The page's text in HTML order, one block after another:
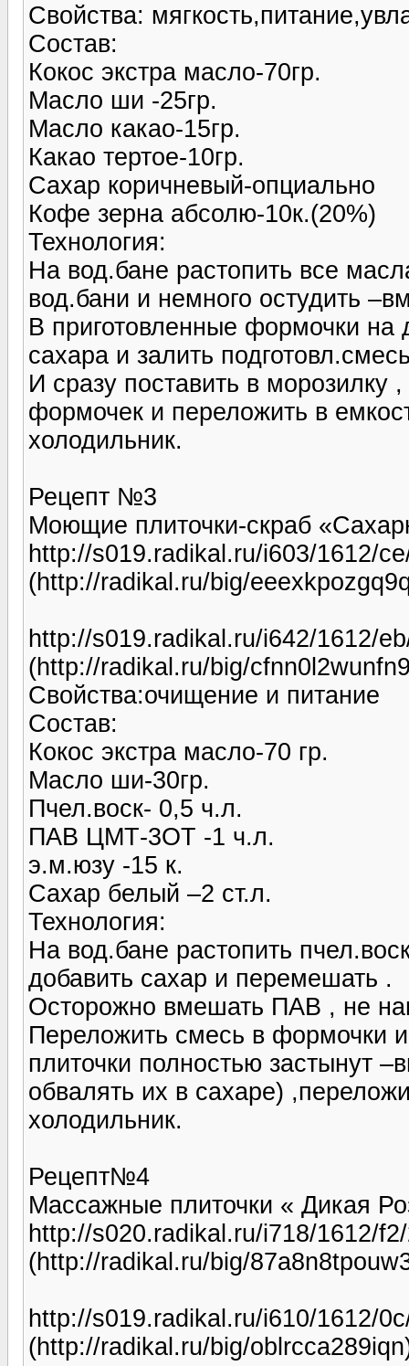
Свойства:
Состав:
Кокос экстра масло-70гр.
Масло ши -25гр.
Масло какао-15гр.
Какао тертое-10гр.
Сахар коричневый-опциально
Кофе зерна абсолю-10к.(20%)
Технология:
На вод.бане растопить все
вод.бани и немного остудить
В приготовленные формочки на
сахара и залить
И сразу поставить в морозилку
формочек и переложить в
холодильник.
Рецепт №3
Моющие плиточки-скраб
http://s019.radikal.ru/i603/1612/
(http://radikal.ru/big/
http://s019.radikal.ru/i642/1612/
(http://radikal.ru/big/
Свойства:очищение и питание
Состав:
Кокос экстра масло-70 гр.
Масло ши-30гр.
Пчел.воск- 0,5 ч.л.
ПАВ ЦМТ-3ОТ -1 ч.л.
э.м.юзу -15 к.
Сахар белый –2 ст.л.
Технология:
На вод.бане растопить
добавить сахар и перемешать .
Осторожно вмешать ПАВ , не
Переложить смесь в формочки
плиточки полностью застынут
обвалять их в сахаре)
холодильник.
Рецепт№4
Массажные плиточки « Дикая
http://s020.radikal.ru/i718/1612/
(http://radikal.ru/big/
http://s019.radikal.ru/i610/1612/
(http://radikal.ru/big/